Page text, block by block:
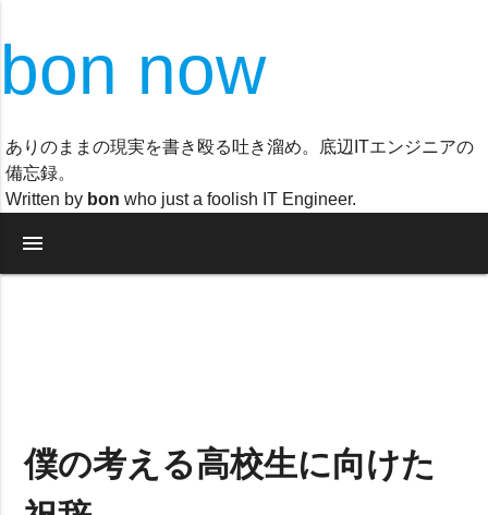
bon now
ありのままの現実を書き殴る吐き溜め。底辺ITエンジニアの
備忘録。
Written by bon who just a foolish IT Engineer.
menu
僕の考える高校生に向けた